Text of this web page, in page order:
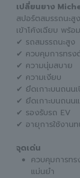
เปลี่ยนยาง
สปอร์ตสมรรถนะสู
เข้าโค้งเฉียบ พร้
✔ รถสมรรถนะสูง
✔ ควบคุมการทรง
✔ ความนุ่มสบาย
✔ ความเงียบ
✔ ยึดเกาะบนถนน
✔ ยึดเกาะบนถนน
✔ รองรับรถ EV
✔ อายุการใช้งาน
จุดเด่น
ควบคุมการท
แม่นยำ